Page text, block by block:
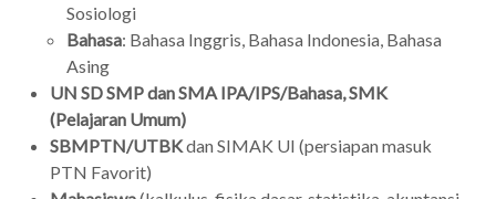
Sosiologi
Bahasa: Bahasa Inggris, Bahasa Indonesia, Bahasa
Asing
UN SD SMP dan SMA IPA/IPS/Bahasa, SMK
(Pelajaran Umum)
SBMPTN/UTBKdan SIMAK UI (persiapan masuk
PTN Favorit)